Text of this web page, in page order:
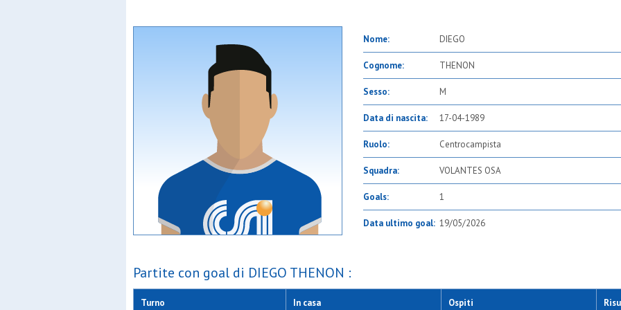
Nome: DIEGO
Cognome: THENON
Sesso: M
Data di nascita: 17-04-1989
Ruolo: Centrocampista
Squadra: VOLANTES OSA
Goals: 1
Data ultimo goal: 19/05/2026
Partite con goal di DIEGO THENON :
Turno In casa Ospiti